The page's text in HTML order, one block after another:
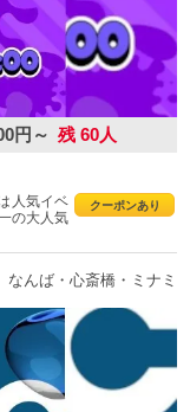
円～ 残 60人
クーポンあり
人気イベ
の大人気
なんば・心斎橋・ミナミ